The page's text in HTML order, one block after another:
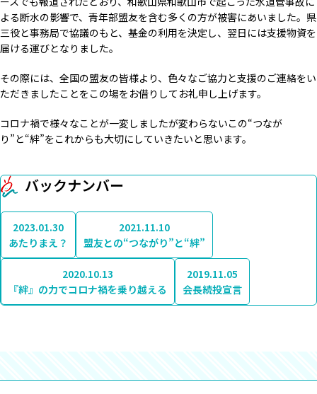
よる断水の影響で、青年部盟友を含む多くの方が被害にあいました。県
三役と事務局で協議のもと、基金の利用を決定し、翌日には支援物資を
届ける運びとなりました。
その際には、全国の盟友の皆様より、色々なご協力と支援のご連絡をい
ただきましたことをこの場をお借りしてお礼申し上げます。
コロナ禍で様々なことが一変しましたが変わらないこの“つなが
り”と“絆”をこれからも大切にしていきたいと思います。
バックナンバー
2023.01.30
あたりまえ？
2021.11.10
盟友との“つながり”と“絆”
2020.10.13
『絆』の力でコロナ禍を乗り越える
2019.11.05
会長続投宣言